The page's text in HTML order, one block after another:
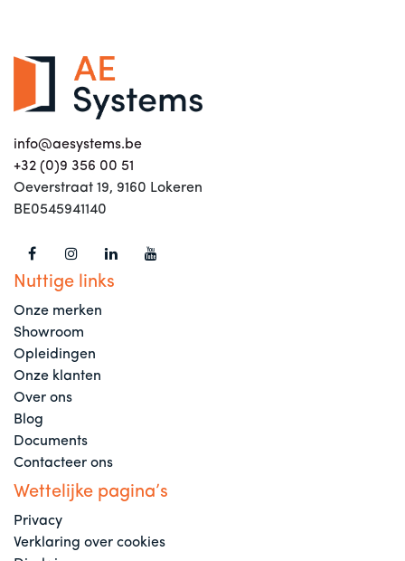
info@aesystems.be
+32 (0)9 356 00 51
Oeverstraat 19, 9160 Lokeren
BE0545941140
Nuttige links
Onze merken
Showroom
Opleidingen
Onze klanten
Over ons
Blog
Documents
Contacteer ons
Wettelijke pagina’s
Privacy
Verklaring over cookies